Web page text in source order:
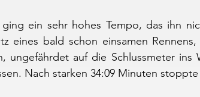
ein sehr hohes Tempo, das ihn
eines bald schon einsamen
ungefährdet auf die Schlussmeter
Nach starken 34:09 Minuten stoppte